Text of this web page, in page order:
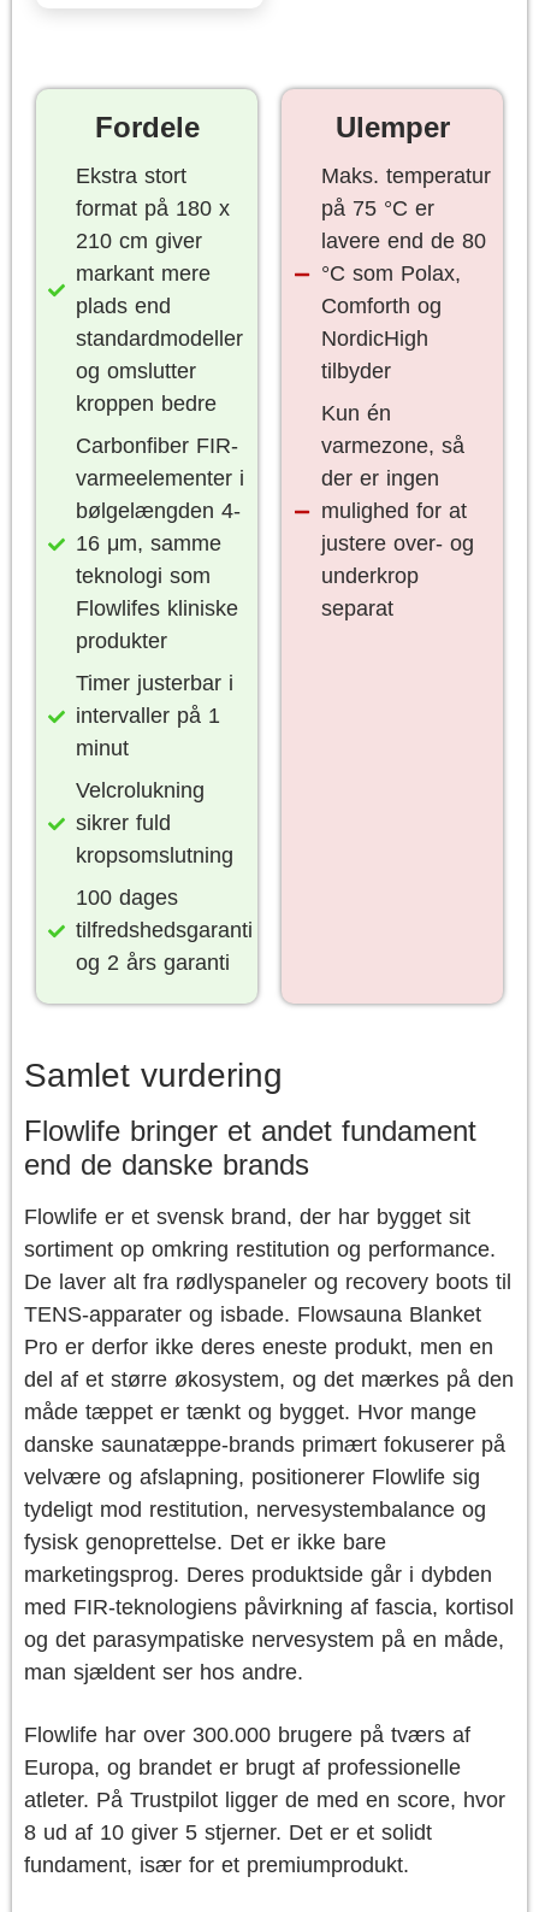
Fordele
Ekstra stort
format på 180 x
210 cm giver
markant mere
plads end
standardmodeller
og omslutter
kroppen bedre
Carbonfiber FIR-
varmeelementer i
bølgelængden 4-
16 μm, samme
teknologi som
Flowlifes kliniske
produkter
Timer justerbar i
intervaller på 1
minut
Velcrolukning
sikrer fuld
kropsomslutning
100 dages
tilfredshedsgaranti
og 2 års garanti
Ulemper
Maks. temperatur
på 75 °C er
lavere end de 80
°C som Polax,
Comforth og
NordicHigh
tilbyder
Kun én
varmezone, så
der er ingen
mulighed for at
justere over- og
underkrop
separat
Samlet vurdering
Flowlife bringer et andet fundament
end de danske brands
Flowlife er et svensk brand, der har bygget sit
sortiment op omkring restitution og performance.
De laver alt fra rødlyspaneler og recovery boots til
TENS-apparater og isbade. Flowsauna Blanket
Pro er derfor ikke deres eneste produkt, men en
del af et større økosystem, og det mærkes på den
måde tæppet er tænkt og bygget. Hvor mange
danske saunatæppe-brands primært fokuserer på
velvære og afslapning, positionerer Flowlife sig
tydeligt mod restitution, nervesystembalance og
fysisk genoprettelse. Det er ikke bare
marketingsprog. Deres produktside går i dybden
med FIR-teknologiens påvirkning af fascia, kortisol
og det parasympatiske nervesystem på en måde,
man sjældent ser hos andre.
Flowlife har over 300.000 brugere på tværs af
Europa, og brandet er brugt af professionelle
atleter. På Trustpilot ligger de med en score, hvor
8 ud af 10 giver 5 stjerner. Det er et solidt
fundament, især for et premiumprodukt.